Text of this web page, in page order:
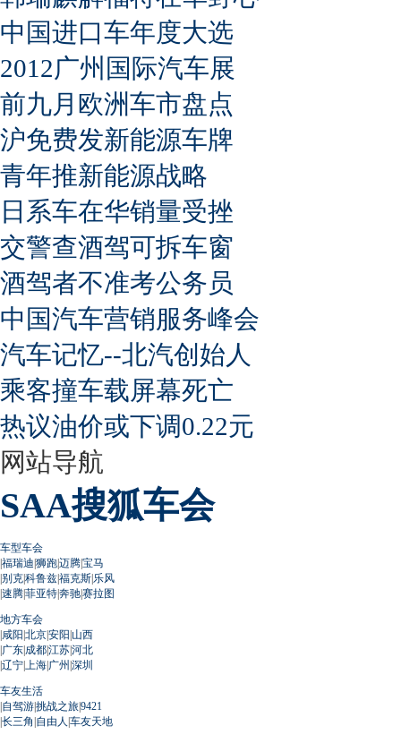
中国进口车年度大选
2012广州国际汽车展
前九月欧洲车市盘点
沪免费发新能源车牌
青年推新能源战略
日系车在华销量受挫
交警查酒驾可拆车窗
酒驾者不准考公务员
中国汽车营销服务峰会
汽车记忆--北汽创始人
乘客撞车载屏幕死亡
热议油价或下调0.22元
网站导航
SAA搜狐车会
车型车会
|福瑞迪|狮跑|迈腾|宝马
|别克|科鲁兹|福克斯|乐风
|速腾|菲亚特|奔驰|赛拉图
地方车会
|咸阳|北京|安阳|山西
|广东|成都|江苏|河北
|辽宁| 上海|广州 |深圳
车友生活
|自驾游|挑战之旅|9421
|长三角 |自由人 |车友天地